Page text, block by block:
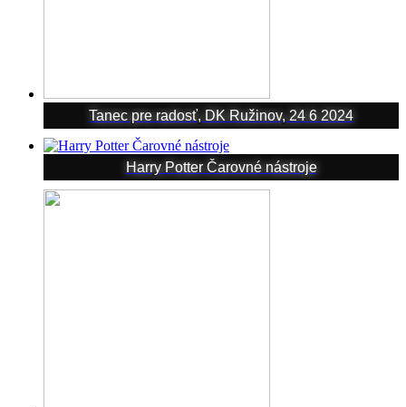
Tanec pre radosť, DK Ružinov, 24 6 2024
Harry Potter Čarovné nástroje